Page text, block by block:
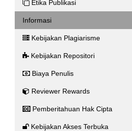
Etika Publikasi
Informasi
Kebijakan Plagiarisme
Kebijakan Repositori
Biaya Penulis
Reviewer Rewards
Pemberitahuan Hak Cipta
Kebijakan Akses Terbuka